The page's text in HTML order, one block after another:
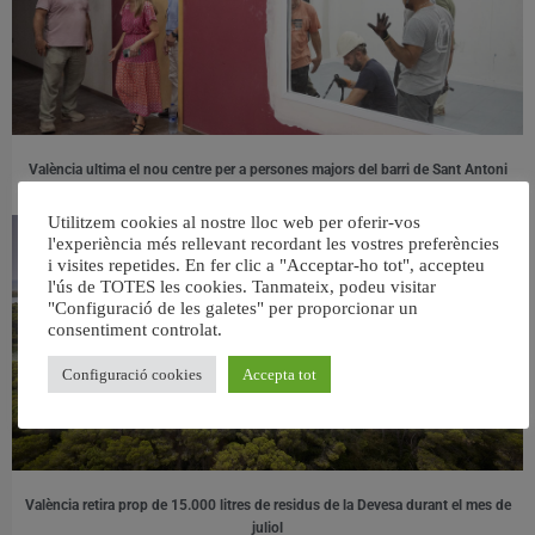
València ultima el nou centre per a persones majors del barri de Sant Antoni
València retira prop de 15.000 litres de residus de la Devesa durant el mes de
juliol
Utilitzem cookies al nostre lloc web per oferir-vos
l'experiència més rellevant recordant les vostres preferències
i visites repetides. En fer clic a "Acceptar-ho tot", accepteu
l'ús de TOTES les cookies. Tanmateix, podeu visitar
"Configuració de les galetes" per proporcionar un
consentiment controlat.
Configuració cookies Accepta tot